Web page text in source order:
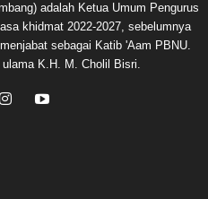
adalah Ketua Umum Pengurus
khidmat 2022-2027, sebelumnya
sebagai Katib 'Aam PBNU.
K.H. M. Cholil Bisri.